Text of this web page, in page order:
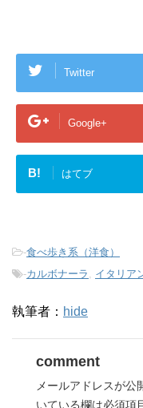
Twitter
Google+
B! はてブ
-食べ歩き系（洋食）
-カルボナーラ イタリア
執筆者： hide
comment
メールアドレスが公
いている欄は必須項